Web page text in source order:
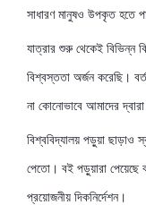
সাধারণ মানুষও উপকৃত হতে
যাত্রার শুরু থেকেই বিভিন্ন
বিশ্বস্ততা অর্জন করেছি।
না কোনোভাবে আমাদের
বিশ্ববিদ্যালয় পড়ুয়া ছাড়াও
পেতো। বই পড়ুয়ারা পেয়েছে
প্রয়োজনীয় দিকনির্দেশন।